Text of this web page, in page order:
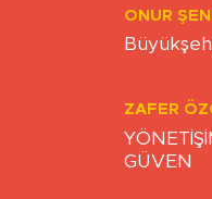
ONUR
ZAFER
GÜVEN